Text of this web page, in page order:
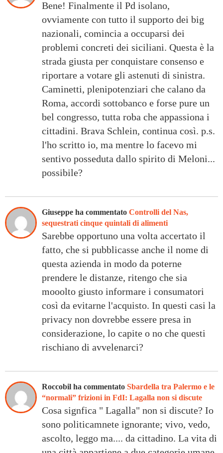
Bene! Finalmente il Pd isolano,
ovviamente con tutto il supporto dei big
nazionali, comincia a occuparsi dei
problemi concreti dei siciliani. Questa è la
strada giusta per conquistare consenso e
riportare a votare gli astenuti di sinistra.
Caminetti, plenipotenziari che calano da
Roma, accordi sottobanco e forse pure un
bel congresso, tutta roba che appassiona i
cittadini. Brava Schlein, continua così. p.s.
l'ho scritto io, ma mentre lo facevo mi
sentivo posseduta dallo spirito di Meloni...
possibile?
Giuseppe ha commentato Controlli del Nas,
sequestrati cinque quintali di alimenti
Sarebbe opportuno una volta accertato il
fatto, che si pubblicasse anche il nome di
questa azienda in modo da poterne
prendere le distanze, ritengo che sia
mooolto giusto informare i consumatori
così da evitarne l'acquisto. In questi casi la
privacy non dovrebbe essere presa in
considerazione, lo capite o no che questi
rischiano di avvelenarci?
Roccobil ha commentato Sbardella tra Palermo e le
“normali” frizioni in FdI: Lagalla non si discute
Cosa signfica " Lagalla" non si discute? Io
sono politicamnete ignorante; vivo, vedo,
ascolto, leggo ma.... da cittadino. La vita di